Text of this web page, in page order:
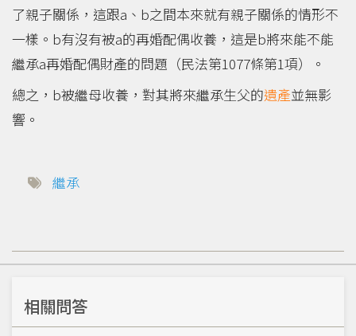
了親子關係，這跟a、b之間本來就有親子關係的情形不
一樣。b有沒有被a的再婚配偶收養，這是b將來能不能
繼承a再婚配偶財產的問題（民法第1077條第1項）。
總之，b被繼母收養，對其將來繼承生父的遺產並無影
響。
繼承
相關問答